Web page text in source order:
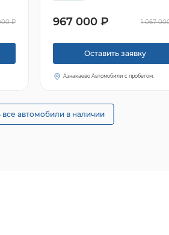
₽ 967 000 ₽ 1 067
Оставить заявку
Азнакаево Автомобили с пробегом.
все автомобили в наличии